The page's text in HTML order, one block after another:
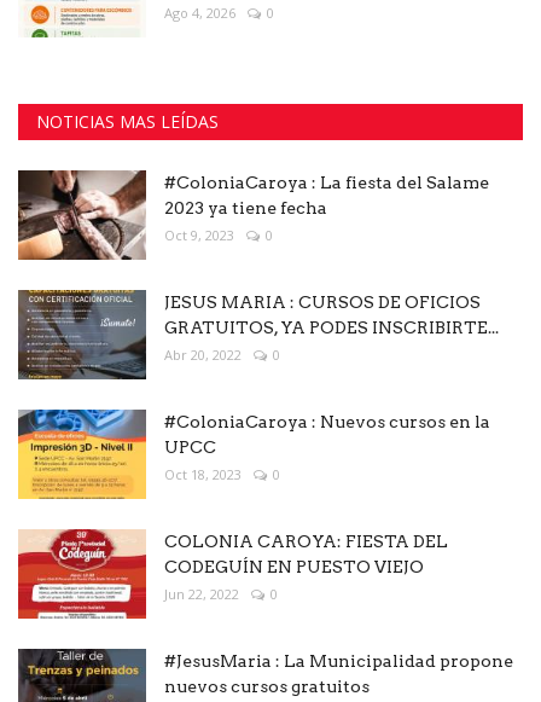
Ago 4, 2026 0
NOTICIAS MAS LEÍDAS
#ColoniaCaroya : La fiesta del Salame
2023 ya tiene fecha
Oct 9, 2023 0
JESUS MARIA : CURSOS DE OFICIOS
GRATUITOS, YA PODES INSCRIBIRTE...
Abr 20, 2022 0
#ColoniaCaroya : Nuevos cursos en la
UPCC
Oct 18, 2023 0
COLONIA CAROYA: FIESTA DEL
CODEGUÍN EN PUESTO VIEJO
Jun 22, 2022 0
#JesusMaria : La Municipalidad propone
nuevos cursos gratuitos